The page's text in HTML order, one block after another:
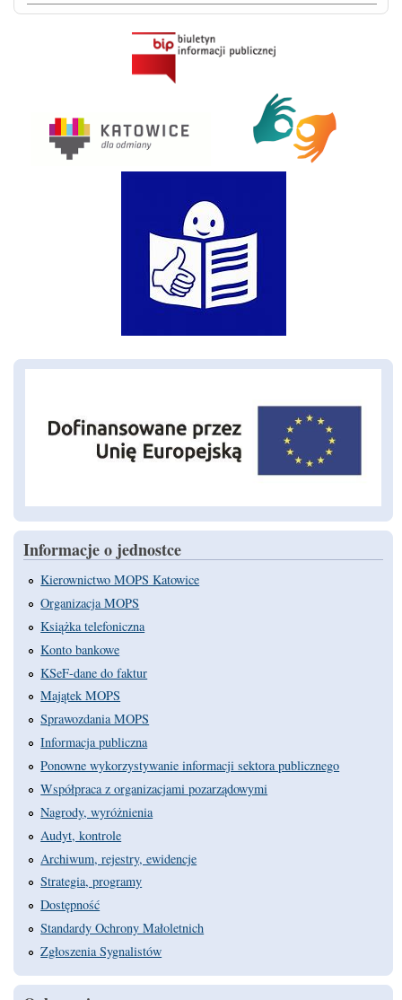
Informacje o jednostce
Kierownictwo MOPS Katowice
Organizacja MOPS
Książka telefoniczna
Konto bankowe
KSeF-dane do faktur
Majątek MOPS
Sprawozdania MOPS
Informacja publiczna
Ponowne wykorzystywanie informacji sektora publicznego
Współpraca z organizacjami pozarządowymi
Nagrody, wyróżnienia
Audyt, kontrole
Archiwum, rejestry, ewidencje
Strategia, programy
Dostępność
Standardy Ochrony Małoletnich
Zgłoszenia Sygnalistów